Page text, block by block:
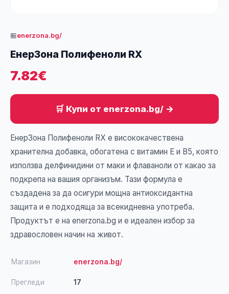
🏪enerzona.bg/
ЕнерЗона Полифеноли RX
7.82€
🛒 Купи от enerzona.bg/ →
ЕнерЗона Полифеноли RX е висококачествена
хранителна добавка, обогатена с витамин Е и В5, която
използва делфинидини от маки и флаваноли от какао за
подкрепа на вашия организъм. Тази формула е
създадена за да осигури мощна антиоксидантна
защита и е подходяща за всекидневна употреба.
Продуктът е на enerzona.bg и е идеален избор за
здравословен начин на живот.
Магазин enerzona.bg/
Прегледи 17